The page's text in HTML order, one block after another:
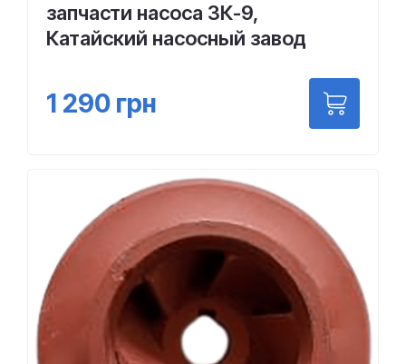
запчасти насоса 3К-9,
Катайский насосный завод
1 290 грн